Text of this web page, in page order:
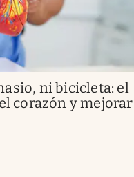
ni bicicleta: el
corazón y mejorar